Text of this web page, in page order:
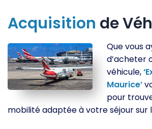
Acquisition de
Que vous
d’acheter
véhicule,
Maurice’
pour
mobilité adaptée à votre séjour sur